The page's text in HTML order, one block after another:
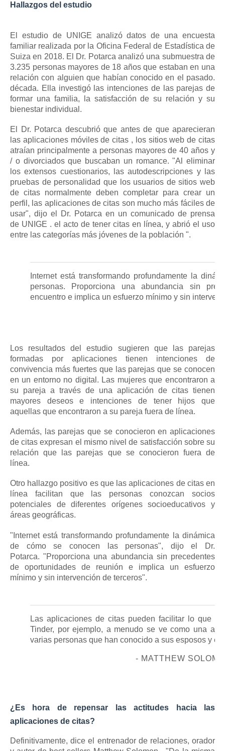
Hallazgos del estudio
El estudio de UNIGE analizó datos de una encuesta
familiar realizada por la Oficina Federal de Estadística de
Suiza en 2018. El Dr. Potarca analizó una submuestra de
3.235 personas mayores de 18 años que estaban en una
relación con alguien que habían conocido en el pasado.
década. Ella investigó las intenciones de las parejas de
formar una familia, la satisfacción de su relación y su
bienestar individual.
El Dr. Potarca descubrió que antes de queaparecieran
las aplicacionesmóviles decitas , los sitios web de citas
atraían principalmente a personas mayores de 40 años y
/ o divorciados que buscaban un romance."Al eliminar
los extensos cuestionarios, las autodescripciones y las
pruebas de personalidad que los usuarios de sitios web
de citas normalmente deben completar para crear un
perfil, las aplicaciones de citas son mucho más fáciles de
usar", dijo el Dr. Potarca en un comunicado de prensa
de UNIGE . el acto de tener citas en línea, y abrió el uso
entre las categorías más jóvenes de la población ".
Internet está transformando profundamente la
personas. Proporciona una abundancia sin
encuentro e implica un esfuerzo mínimo y sin
Los resultados del estudio sugieren que las parejas
formadas por aplicaciones tienen intenciones de
convivencia más fuertes que las parejas que se conocen
en un entorno no digital. Las mujeres que encontraron a
su pareja a través de una aplicación de citas tienen
mayores deseos e intenciones de tener hijos que
aquellas que encontraron a su pareja fuera de línea.
Además, las parejas que se conocieron en aplicaciones
de citas expresan el mismo nivel de satisfacción sobre su
relación que las parejas que se conocieron fuera de
línea.
Otro hallazgo positivo es que las aplicaciones de citas en
línea facilitan que las personas conozcan socios
potenciales de diferentes orígenes socioeducativos y
áreas geográficas.
"Internet está transformando profundamente la dinámica
de cómo se conocen las personas", dijo el Dr.
Potarca."Proporciona una abundancia sin precedentes
de oportunidades de reunión e implica un esfuerzo
mínimo y sin intervención de terceros".
Las aplicaciones de citas pueden facilitar lo que
Tinder, por ejemplo, a menudo se ve como una
varias personas que han conocido a sus esposos y
- MATTHEW
¿Es hora de repensar las actitudes hacia las
aplicaciones de citas?
Definitivamente, dice el entrenador de relaciones, orador